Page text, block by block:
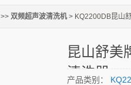
>> 双频超声波清洗机> KQ2200DB昆山
昆山舒美
清洗器
产品类别：